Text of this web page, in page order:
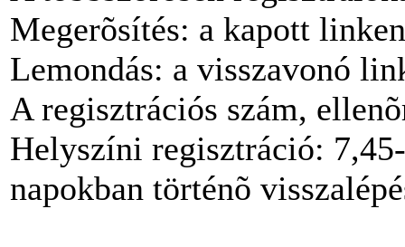
Megerõsítés: a kapott
Lemondás: a visszavonó
A regisztrációs szám,
Helyszíni regisztráció:
napokban történõ